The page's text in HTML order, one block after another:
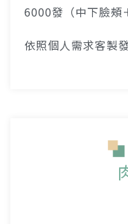
6000發（中下臉頰
依照個人需求客製